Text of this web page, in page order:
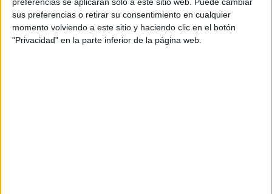
sus preferencias o retirar su consentimiento en cualquier
momento volviendo a este sitio y haciendo clic en el botón
"Privacidad" en la parte inferior de la página web.
Ceuta es importante que protagonistas de este calado
vengan a la ciudad autónoma para fomentar el judo.